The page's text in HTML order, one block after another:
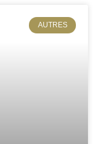
AUTRES